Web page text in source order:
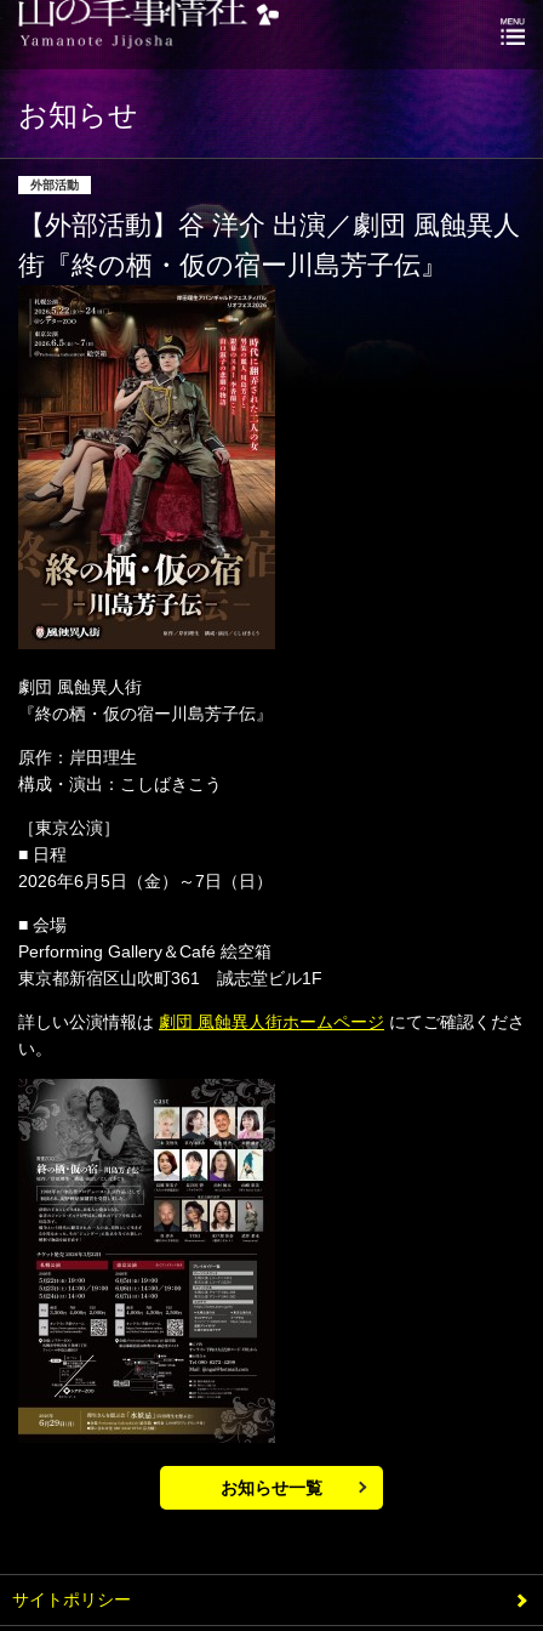
お知らせ
外部活動
【外部活動】谷 洋介 出演／​劇団 風蝕異人
街『終の栖・仮の宿ー川島芳子伝』
劇団 風蝕異人街
『終の栖・仮の宿ー川島芳子伝』
原作：岸田理生
構成・演出：こしばきこう
［東京公演］
■ 日程
2026年6月5日（金）～7日（日）
■ 会場
Performing Gallery＆Café 絵空箱
東京都新宿区山吹町361 誠志堂ビル1F
詳しい公演情報は ​劇団 風蝕異人街ホームページ にてご確認くださ
い。
お知らせ一覧
サイトポリシー